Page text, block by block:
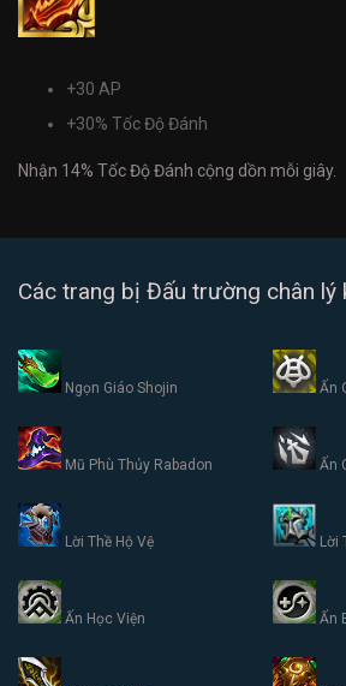
+30 AP
+30% Tốc Độ Đánh
Nhận 14% Tốc Độ Đánh cộng dồn mỗi giây.
Các trang bị Đấu trường chân lý
Ngọn Giáo Shojin Ấn
Mũ Phù Thủy Rabadon Ấn
Lời Thề Hộ Vệ Lời
Ấn Học Viện Ấn